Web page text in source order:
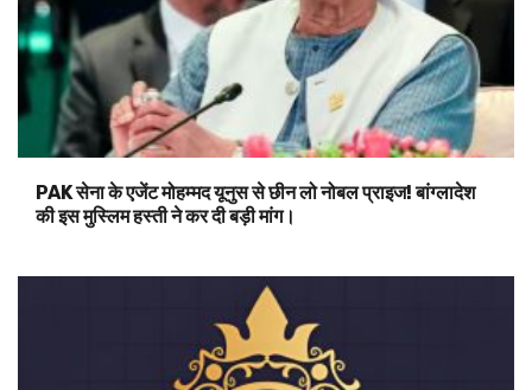
PAK सेना के एजेंट मोहम्मद यूनुस से छीन लो नोबल प्राइज! बांग्लादेश
की इस मुस्लिम हस्ती ने कर दी बड़ी मांग।